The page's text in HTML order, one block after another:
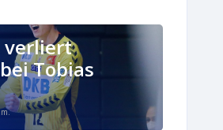
verliert
Tobias